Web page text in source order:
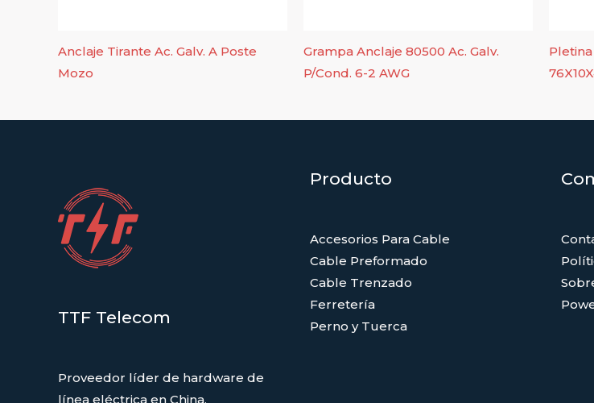
Anclaje Tirante Ac. Galv. A Poste
Mozo
Grampa Anclaje 80500 Ac. Galv.
P/Cond. 6-2 AWG
TTF Telecom
Proveedor líder de hardware de
línea eléctrica en China.
Producto
Accesorios Para Cable
Cable Preformado
Cable Trenzado
Ferretería
Perno y Tuerca